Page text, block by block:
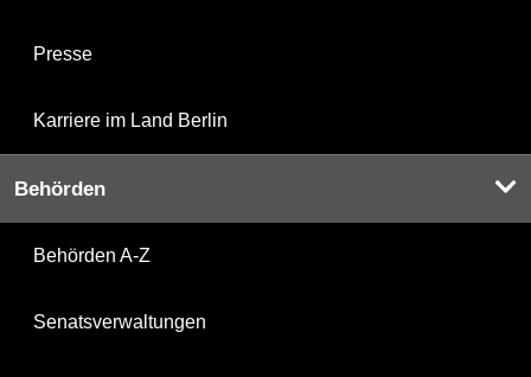
Presse
Karriere im Land Berlin
Behörden
Behörden A-Z
Senatsverwaltungen